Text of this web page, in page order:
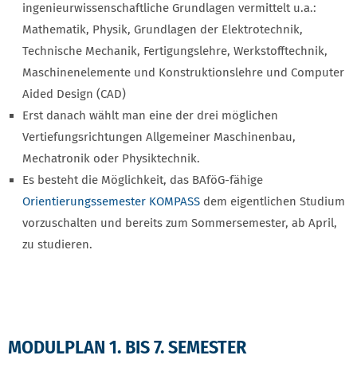
ingenieurwissenschaftliche Grundlagen vermittelt u.a.:
Mathematik, Physik, Grundlagen der Elektrotechnik,
Technische Mechanik, Fertigungslehre, Werkstofftechnik,
Maschinenelemente und Konstruktionslehre und Computer
Aided Design (CAD)
Erst danach wählt man eine der drei möglichen
Vertiefungsrichtungen Allgemeiner Maschinenbau,
Mechatronik oder Physiktechnik.
Es besteht die Möglichkeit, das BAföG-fähige
Orientierungssemester KOMPASS dem eigentlichen Studium
vorzuschalten und bereits zum Sommersemester, ab April,
zu studieren.
MODULPLAN 1. BIS 7. SEMESTER